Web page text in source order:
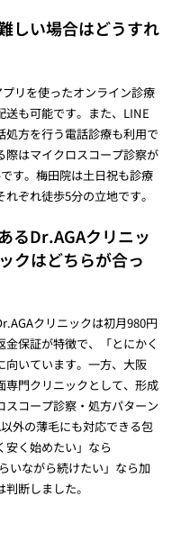
しい場合はどうすれ
リを使ったオンライン診療
送も可能です。また、LINE
方を行う電話診療も利用で
際はマイクロスコープ診察が
す。梅田院は土日祝も診療
ぞれ徒歩5分の立地です。
るDr.AGAクリニッ
クはどちらが合っ
クリニックは初月980円
保証が特徴で、「とにかく
向いています。一方、大阪
専門クリニックとして、形成
コープ診察・処方パターン
外の薄毛にも対応できる包
安く始めたい」なら
いながら続けたい」なら加
断しました。